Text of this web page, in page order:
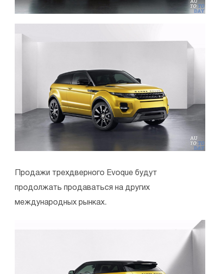
Продажи трехдверного Evoque будут
продолжать продаваться на других
международных рынках.